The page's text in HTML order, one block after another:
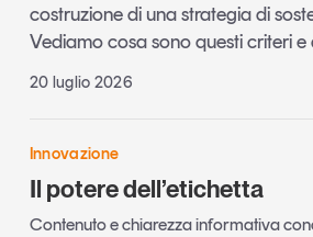
costruzione di una strategia di
Vediamo cosa sono questi criteri
20 luglio 2026
Innovazione
Il potere dell’etichetta
Contenuto e chiarezza informativa